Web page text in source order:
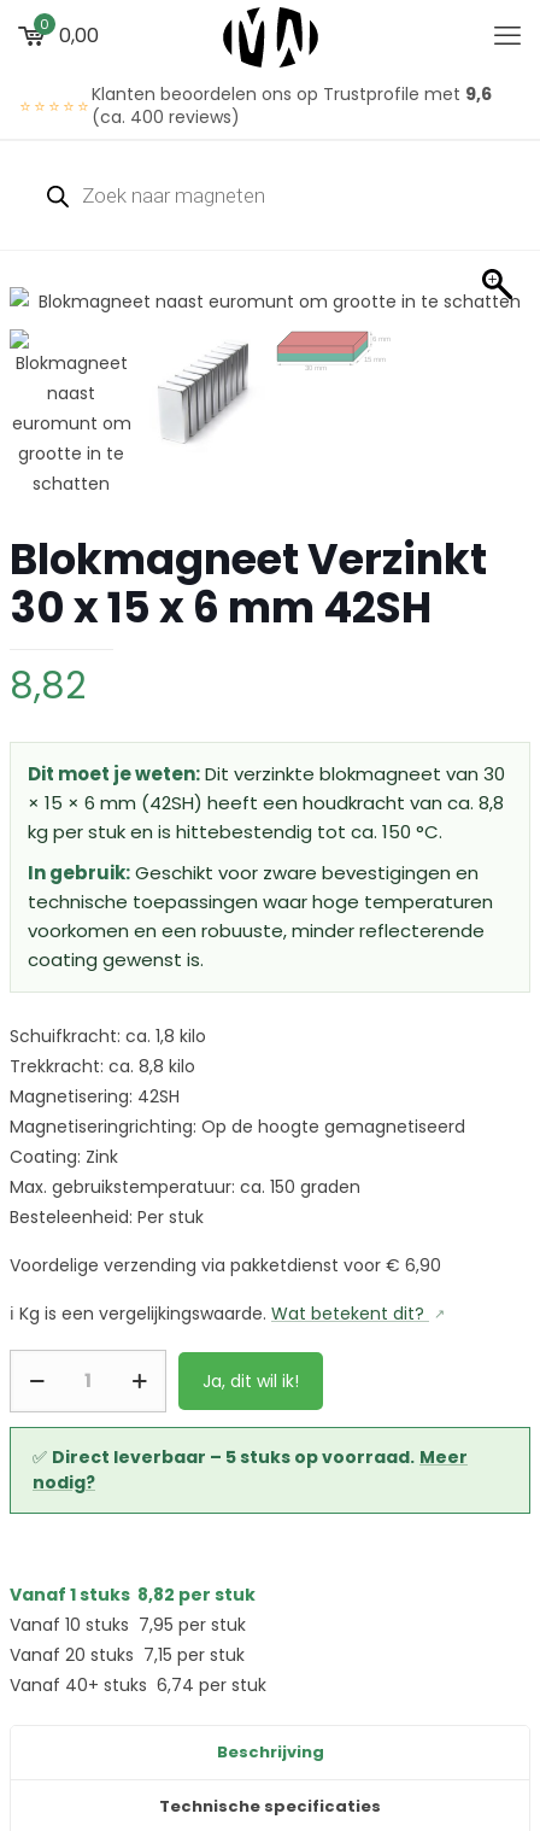
0 0,00
⭐⭐⭐⭐⭐Klanten beoordelen ons op Trustprofile met 9,6
(ca. 400 reviews)
Blokmagneet Verzinkt
30 x 15 x 6 mm 42SH
8,82
Dit moet je weten:Dit verzinkte blokmagneet van 30
× 15 × 6 mm (42SH) heeft een houdkracht van ca. 8,8
kg per stuk en is hittebestendig tot ca. 150 °C.
In gebruik:Geschikt voor zware bevestigingen en
technische toepassingen waar hoge temperaturen
voorkomen en een robuuste, minder reflecterende
coating gewenst is.
Schuifkracht: ca. 1,8 kilo
Trekkracht: ca. 8,8 kilo
Magnetisering: 42SH
Magnetiseringrichting: Op de hoogte gemagnetiseerd
Coating: Zink
Max. gebruikstemperatuur: ca. 150 graden
Besteleenheid: Per stuk
Voordelige verzending via pakketdienst voor € 6,90
ℹ️ Kg is een vergelijkingswaarde. Wat betekent dit?
Ja, dit wil ik!
✅ Direct leverbaar – 5 stuks op voorraad. Meer
nodig?
Vanaf 1 stuks 8,82 per stuk
Vanaf 10 stuks 7,95 per stuk
Vanaf 20 stuks 7,15 per stuk
Vanaf 40+ stuks 6,74 per stuk
Beschrijving
Technische specificaties